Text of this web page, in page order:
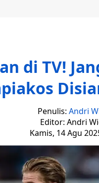
di TV!
Penulis: Andri
Editor: Andri
Kamis, 14 Agu